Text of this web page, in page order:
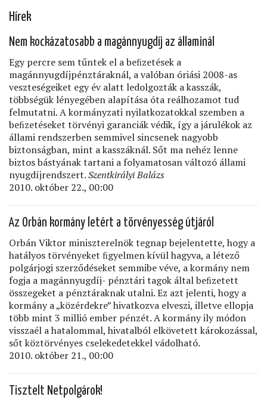
Hírek
Nem kockázatosabb a magánnyugdíj az államinál
Egy percre sem tűntek el a beﬁzetések a
magánnyugdíjpénztáraknál, a valóban óriási 2008-as
veszteségeiket egy év alatt ledolgozták a kasszák,
többségük lényegében alapítása óta reálhozamot tud
felmutatni. A kormányzati nyilatkozatokkal szemben a
beﬁzetéseket törvényi garanciák védik, így a járulékok az
állami rendszerben semmivel sincsenek nagyobb
biztonságban, mint a kasszáknál. Sőt ma nehéz lenne
biztos bástyának tartani a folyamatosan változó állami
nyugdíjrendszert.Szentkirályi Balázs
2010. október 22., 00:00
Az Orbán kormány letért a törvényesség útjáról
Orbán Viktor miniszterelnök tegnap bejelentette, hogy a
hatályos törvényeket ﬁgyelmen kívül hagyva, a létező
polgárjogi szerződéseket semmibe véve, a kormány nem
fogja a magánnyugdíj- pénztári tagok által beﬁzetett
összegeket a pénztáraknak utalni. Ez azt jelenti, hogy a
kormány a „közérdekre” hivatkozva elveszi, illetve ellopja
több mint 3 millió ember pénzét. A kormány ily módon
visszaél a hatalommal, hivatalból elkövetett károkozással,
sőt köztörvényes cselekedetekkel vádolható.
2010. október 21., 00:00
Tisztelt Netpolgárok!